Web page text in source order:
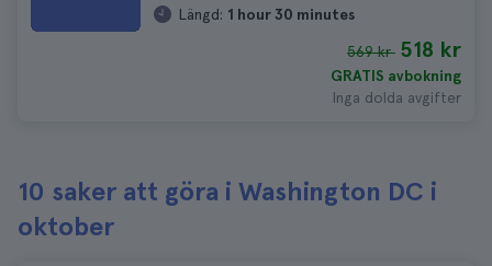
Längd: 1 hour 30 minutes
569 kr 518 kr
GRATIS avbokning
Inga dolda avgifter
10 saker att göra i Washington DC i
oktober